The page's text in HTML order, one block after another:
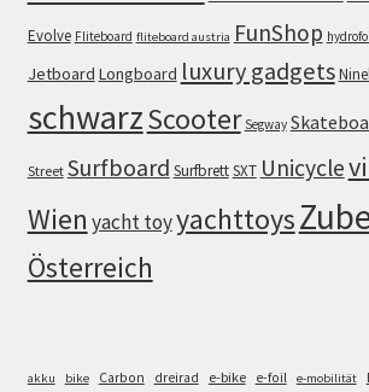
Evolve Fliteboard fliteboard austria FunShop
Jetboard Longboard luxury gadgets
schwarzScooter Segway
Street Surfboard SurfbrettSXT Unicycle
Wien yacht toyyachttoys
Österreich
akku bike Carbon dreirad e-bike e-foil e-mobilität